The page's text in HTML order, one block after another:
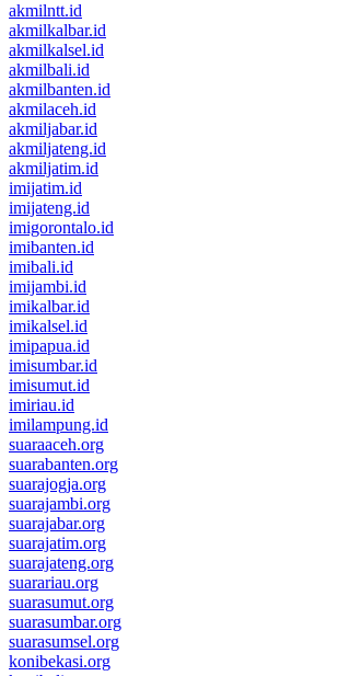
akmilntt.id
akmilkalbar.id
akmilkalsel.id
akmilbali.id
akmilbanten.id
akmilaceh.id
akmiljabar.id
akmiljateng.id
akmiljatim.id
imijatim.id
imijateng.id
imigorontalo.id
imibanten.id
imibali.id
imijambi.id
imikalbar.id
imikalsel.id
imipapua.id
imisumbar.id
imisumut.id
imiriau.id
imilampung.id
suaraaceh.org
suarabanten.org
suarajogja.org
suarajambi.org
suarajabar.org
suarajatim.org
suarajateng.org
suarariau.org
suarasumut.org
suarasumbar.org
suarasumsel.org
konibekasi.org